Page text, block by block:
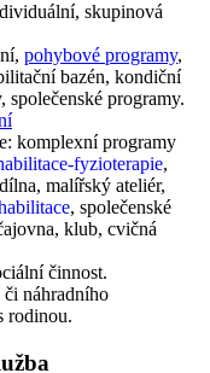
skupinová
pohybové programy,
bazén, kondiční
programy.
komplexní programy
fyzioterapie,
malířský ateliér,
, společenské
klub, cvičná
činnost.
náhradního
rodinou.